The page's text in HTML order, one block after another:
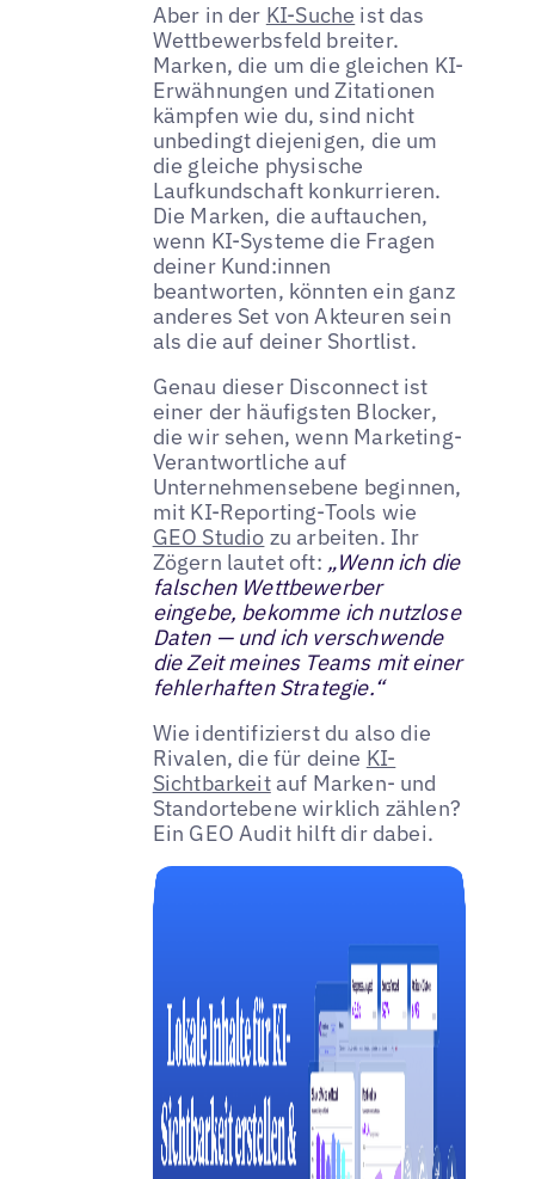
Aber in der KI-Suche ist das
Wettbewerbsfeld breiter.
Marken, die um die gleichen KI-
Erwähnungen und Zitationen
kämpfen wie du, sind nicht
unbedingt diejenigen, die um
die gleiche physische
Laufkundschaft konkurrieren.
Die Marken, die auftauchen,
wenn KI-Systeme die Fragen
deiner Kund:innen
beantworten, könnten ein ganz
anderes Set von Akteuren sein
als die auf deiner Shortlist.
Genau dieser Disconnect ist
einer der häufigsten Blocker,
die wir sehen, wenn Marketing-
Verantwortliche auf
Unternehmensebene beginnen,
mit KI-Reporting-Tools wie
GEO Studio zu arbeiten. Ihr
Zögern lautet oft: „Wenn ich die
falschen Wettbewerber
eingebe, bekomme ich nutzlose
Daten — und ich verschwende
die Zeit meines Teams mit einer
fehlerhaften Strategie.“
Wie identifizierst du also die
Rivalen, die für deine KI-
Sichtbarkeitauf Marken- und
Standortebene wirklich zählen?
Ein GEO Audit hilft dir dabei.